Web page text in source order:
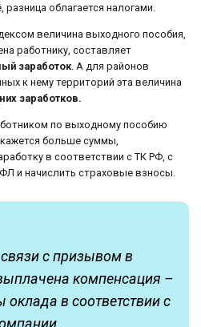
облагается налогами.
величина выходного пособия,
работнику, составляет
заработок. А для районов
к нему территорий эта величина
заработков.
по выходному пособию
больше суммы,
в соответствии с ТК РФ, с
и начислить страховые взносы.
с призывом в
компенсация –
в соответствии с